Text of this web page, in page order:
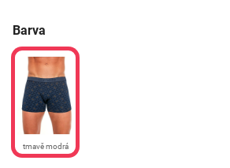
Barva
tmavě modrá